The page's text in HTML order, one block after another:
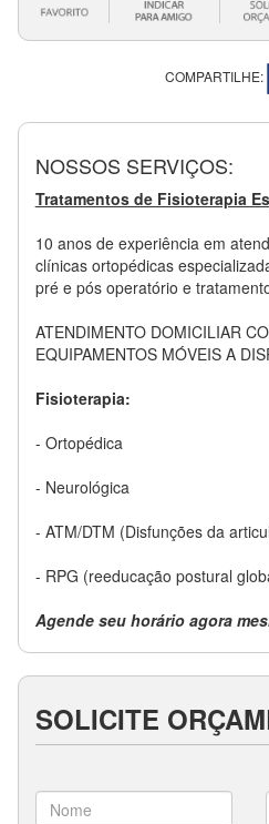
COMPARTILHE:
NOSSOS SERVIÇOS:
Tratamentos de Fisioterapia
10 anos de experiência em
clínicas ortopédicas
pré e pós operatório e
ATENDIMENTO DOMICILIAR
EQUIPAMENTOS MÓVEIS A
Fisioterapia:
- Ortopédica
- Neurológica
- ATM/DTM (Disfunções da
- RPG (reeducação postural
Agende seu horário agora
SOLICITE